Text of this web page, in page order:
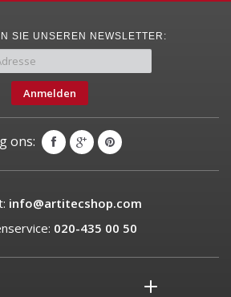
SIE UNSEREN NEWSLETTER:
Anmelden
ons:
info@artitecshop.com
020-435 00 50